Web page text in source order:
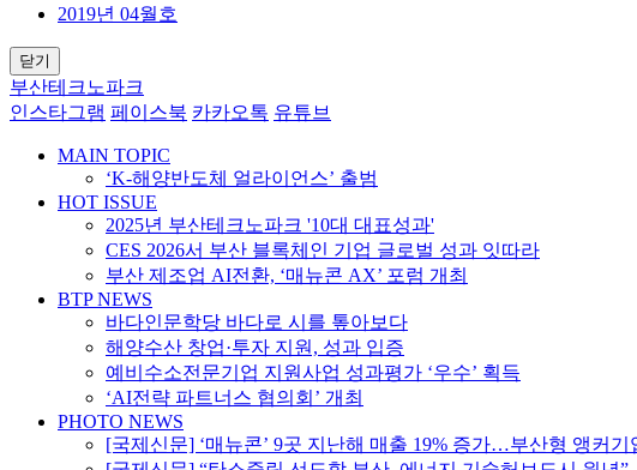
2019년 04월호
닫기
부산테크노파크
인스타그램 페이스북 카카오톡 유튜브
MAIN TOPIC
‘K-해양반도체 얼라이언스’ 출범
HOT ISSUE
2025년 부산테크노파크 '10대 대표성과'
CES 2026서 부산 블록체인 기업 글로벌 성과 잇따라
부산 제조업 AI전환, ‘매뉴콘 AX’ 포럼 개최
BTP NEWS
바다인문학당 바다로 시를 톺아보다
해양수산 창업·투자 지원, 성과 입증
예비수소전문기업 지원사업 성과평가 ‘우수’ 획득
‘AI전략 파트너스 협의회’ 개최
PHOTO NEWS
[국제신문] ‘매뉴콘’ 9곳 지난해 매출 19% 증가…부산형 앵커기